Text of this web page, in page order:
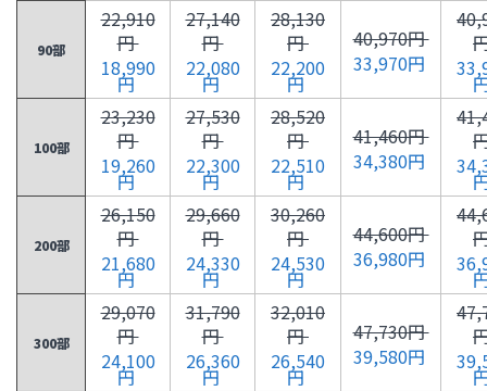
90部
22,910
円
18,990
円
27,140
円
22,080
円
28,130
円
22,200
円
40,970円
33,970円
100部
23,230
円
19,260
円
27,530
円
22,300
円
28,520
円
22,510
円
41,460円
34,380円
200部
26,150
円
21,680
円
29,660
円
24,330
円
30,260
円
24,530
円
44,600円
36,980円
300部
29,070
円
24,100
円
31,790
円
26,360
円
32,010
円
26,540
円
47,730円
39,580円